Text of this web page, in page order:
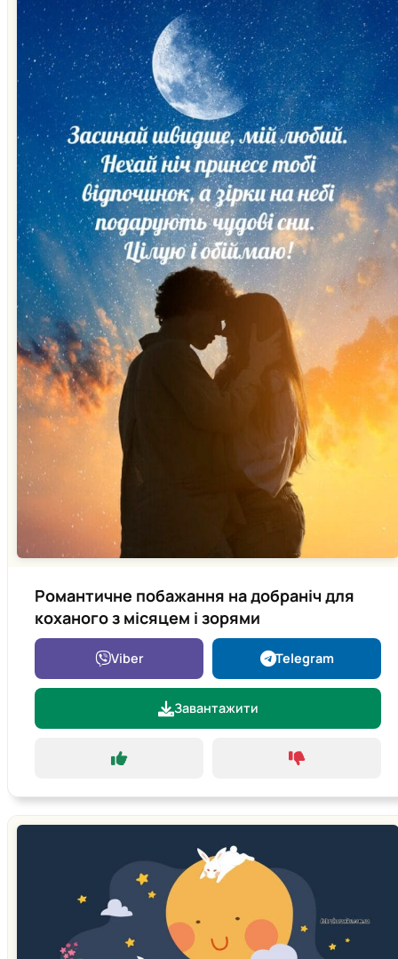
Романтичне побажання на добраніч для
коханого з місяцем і зорями
Viber Telegram
Завантажити